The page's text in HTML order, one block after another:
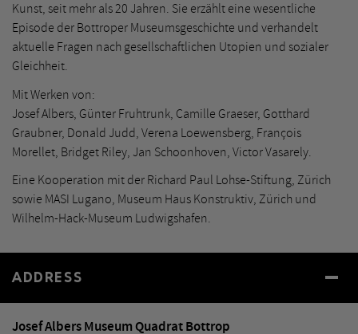
Kunst, seit mehr als 20 Jahren. Sie erzählt eine wesentliche
Episode der Bottroper Museumsgeschichte und verhandelt
aktuelle Fragen nach gesellschaftlichen Utopien und sozialer
Gleichheit.
Mit Werken von:
Josef Albers, Günter Fruhtrunk, Camille Graeser, Gotthard
Graubner, Donald Judd, Verena Loewensberg, François
Morellet, Bridget Riley, Jan Schoonhoven, Victor Vasarely.
Eine Kooperation mit der Richard Paul Lohse-Stiftung, Zürich
sowie MASI Lugano, Museum Haus Konstruktiv, Zürich und
Wilhelm-Hack-Museum Ludwigshafen.
ADDRESS
Josef Albers Museum Quadrat Bottrop